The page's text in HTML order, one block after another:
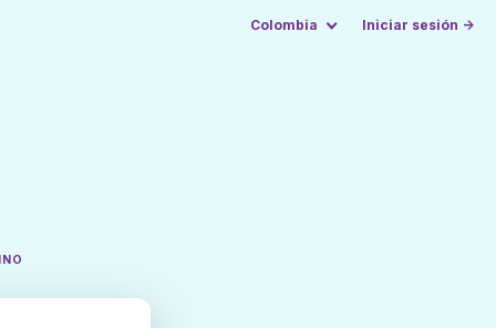
Colombia Iniciar sesión →